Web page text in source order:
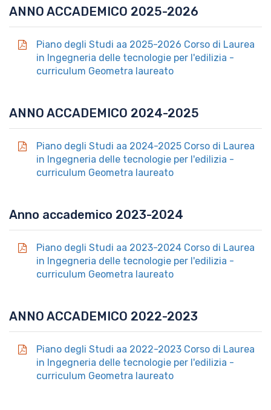
ANNO ACCADEMICO 2025-2026
Piano degli Studi aa 2025-2026 Corso di Laurea
in Ingegneria delle tecnologie per l'edilizia -
curriculum Geometra laureato
ANNO ACCADEMICO 2024-2025
Piano degli Studi aa 2024-2025 Corso di Laurea
in Ingegneria delle tecnologie per l'edilizia -
curriculum Geometra laureato
Anno accademico 2023-2024
Piano degli Studi aa 2023-2024 Corso di Laurea
in Ingegneria delle tecnologie per l'edilizia -
curriculum Geometra laureato
ANNO ACCADEMICO 2022-2023
Piano degli Studi aa 2022-2023 Corso di Laurea
in Ingegneria delle tecnologie per l'edilizia -
curriculum Geometra laureato